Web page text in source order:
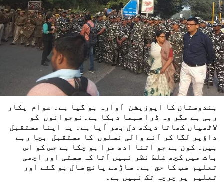
ہندوستان کا اپوزیشن آوارہ ہو گیا ہے۔ عوام پکار
رہی ہے مگر وہ ڈرا سہما دبکا ہے۔نوجوانوں کو
لاٹھیاں کھاتا دیکھ دل بھر آیا ہے۔ یہ اپنا مستقبل
داؤپر لگا کر آنے والی نسلوں کا مستقبل بچا رہے
ہیں۔ کون ہے جو اتنا ادھ مرا ہو چکا ہے جس کو اس
بات میں کچھ غلط نظر نہیں آتا کہ سستی اور اچھی
تعلیم سب کا حق ہے۔ ساڑھے پانچ سال ہو گئے اور
تعلیم پر چرچہ تک نہیں ہے۔